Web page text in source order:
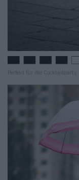
Perfekt für die Cocktailparty.